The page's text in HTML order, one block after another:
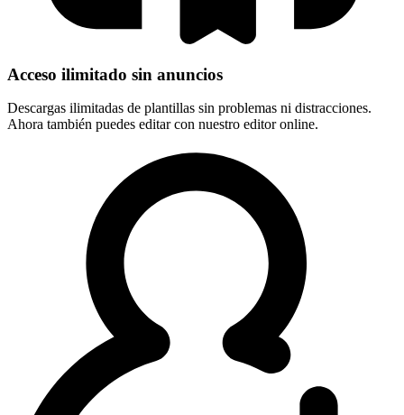
Acceso ilimitado sin anuncios
Descargas ilimitadas de plantillas sin problemas ni distracciones.
Ahora también puedes editar con nuestro editor online.